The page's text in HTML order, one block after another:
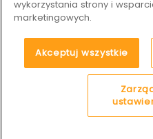
2019-2026 © Tadar Codzienne
wykorzystania strony i
marketingowych.
Akceptuj wszystkie